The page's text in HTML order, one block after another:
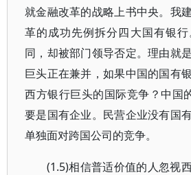
就金融改革的战略上书中央。我
革的成功先例拆分四大国有银
同，却被部门领导否定。理由就
巨头正在兼并，如果中国的国有
西方银行巨头的国际竞争？中国
要是国有企业。民营企业没有国
单独面对跨国公司的竞争。
(1.5)相信普适价值的人忽视